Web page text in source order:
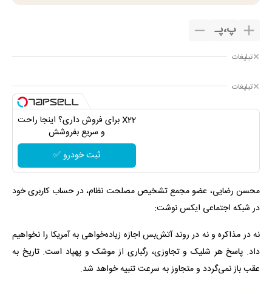
پ،پـ
تبلیغات
تبلیغات
X22 برای فروش داری؟ اینجا راحت
و سریع بفروشش
ثبت خودرو ✅
محسن رضایی، عضو مجمع تشخیص مصلحت نظام، در حساب کاربری خود
در شبکه اجتماعی ایکس نوشت:
نه در مذاکره و نه در روند آتش‌بس اجازه زیاده‌خواهی به آمریکا را نخواهیم
داد. پاسخ هر شلیک و تجاوزی، رگباری از موشک و پهپاد است. تاریخ به
عقب باز نمی‌گردد و متجاوز به سرعت تنبیه خواهد شد.